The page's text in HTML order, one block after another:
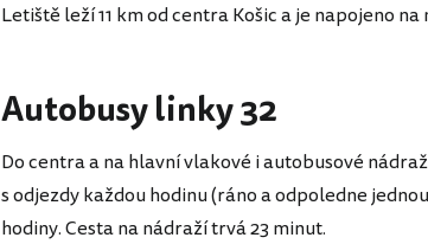
Letiště leží 11 km od centra Košic a je napojeno
Autobusy linky 32
Do centra a na hlavní vlakové i autobusové
s odjezdy každou hodinu (ráno a odpoledne
hodiny. Cesta na nádraží trvá 23 minut.